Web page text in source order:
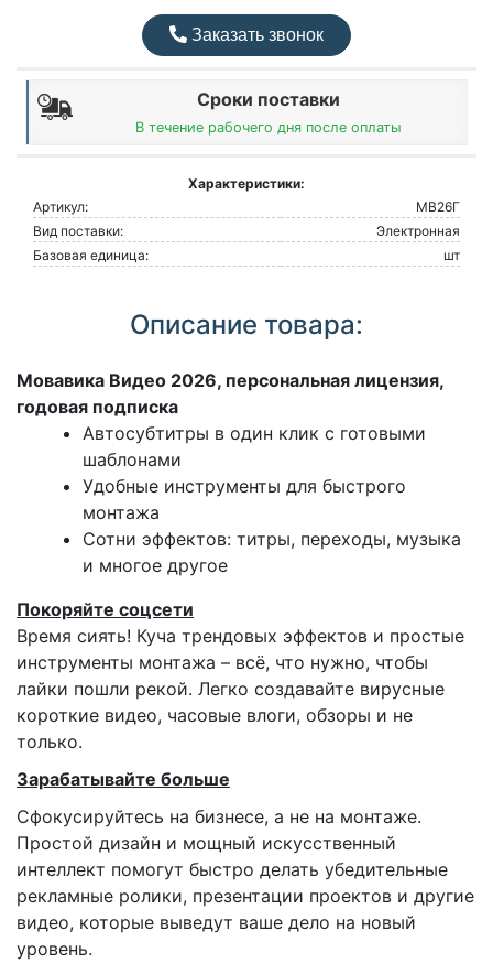
Заказать звонок
Сроки поставки
В течение рабочего дня после оплаты
Характеристики:
Артикул:
МВ26Г
Вид поставки:
Электронная
Базовая единица:
шт
Описание товара:
Мовавика Видео 2026, персональная лицензия,
годовая подписка
Автосубтитры в один клик с готовыми
шаблонами
Удобные инструменты для быстрого
монтажа
Сотни эффектов: титры, переходы, музыка
и многое другое
Покоряйте соцсети
Время сиять! Куча трендовых эффектов и простые
инструменты монтажа – всё, что нужно, чтобы
лайки пошли рекой. Легко создавайте вирусные
короткие видео, часовые влоги, обзоры и не
только.
Зарабатывайте больше
Сфокусируйтесь на бизнесе, а не на монтаже.
Простой дизайн и мощный искусственный
интеллект помогут быстро делать убедительные
рекламные ролики, презентации проектов и другие
видео, которые выведут ваше дело на новый
уровень.